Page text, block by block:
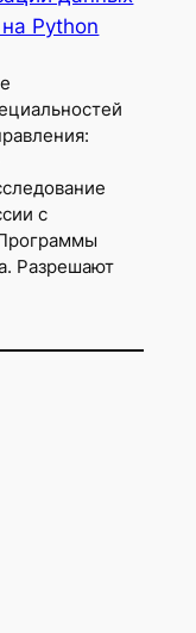
Python
с
Разрешают